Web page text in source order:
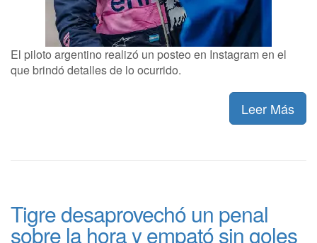
El piloto argentino realizó un posteo en Instagram en el
que brindó detalles de lo ocurrido.
Leer Más
Tigre desaprovechó un penal
sobre la hora y empató sin goles